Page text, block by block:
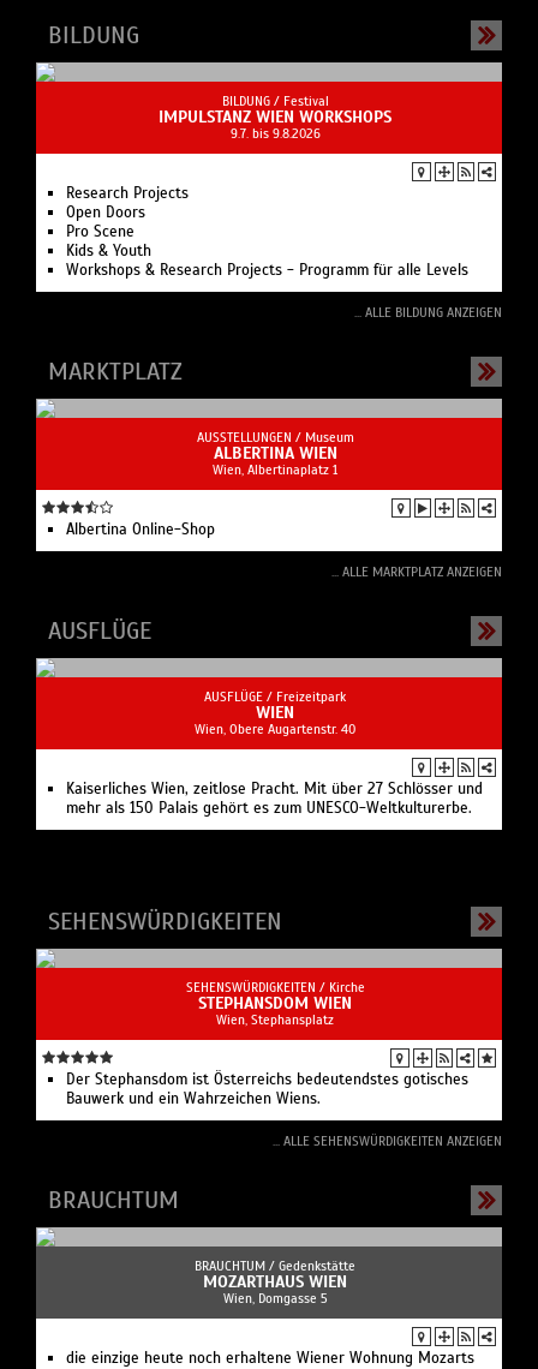
BILDUNG
BILDUNG / Festival
IMPULSTANZ WIEN WORKSHOPS
9.7. bis 9.8.2026
Research Projects
Open Doors
Pro Scene
Kids & Youth
Workshops & Research Projects - Programm für alle Levels
... ALLE BILDUNG ANZEIGEN
MARKTPLATZ
AUSSTELLUNGEN / Museum
ALBERTINA WIEN
Wien, Albertinaplatz 1
Albertina Online-Shop
... ALLE MARKTPLATZ ANZEIGEN
AUSFLÜGE
AUSFLÜGE / Freizeitpark
WIEN
Wien, Obere Augartenstr. 40
Kaiserliches Wien, zeitlose Pracht. Mit über 27 Schlösser und
mehr als 150 Palais gehört es zum UNESCO-Weltkulturerbe.
SEHENSWÜRDIGKEITEN
SEHENSWÜRDIGKEITEN / Kirche
STEPHANSDOM WIEN
Wien, Stephansplatz
Der Stephansdom ist Österreichs bedeutendstes gotisches
Bauwerk und ein Wahrzeichen Wiens.
... ALLE SEHENSWÜRDIGKEITEN ANZEIGEN
BRAUCHTUM
BRAUCHTUM / Gedenkstätte
MOZARTHAUS WIEN
Wien, Domgasse 5
die einzige heute noch erhaltene Wiener Wohnung Mozarts